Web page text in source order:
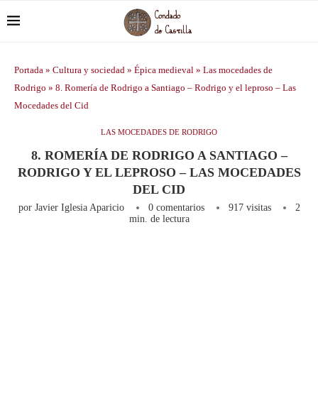
Portada » Cultura y sociedad » Épica medieval » Las mocedades de
Rodrigo » 8. Romería de Rodrigo a Santiago – Rodrigo y el leproso – Las
Mocedades del Cid
LAS MOCEDADES DE RODRIGO
8. ROMERÍA DE RODRIGO A SANTIAGO –
RODRIGO Y EL LEPROSO – LAS MOCEDADES
DEL CID
por Javier Iglesia Aparicio 0 comentarios 917visitas
2
min. de lectura